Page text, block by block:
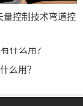
量控制技术弯道控
么用？